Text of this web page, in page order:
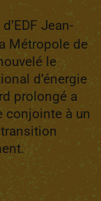
Jean-
Métropole de
le
d’énergie
prolongé a
conjointe à un